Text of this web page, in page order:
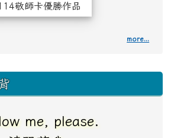
敬師卡優勝作品（三年級）
more...
me, please.